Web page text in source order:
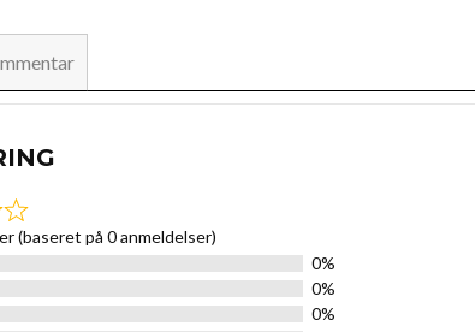
(baseret på 0 anmeldelser)
0%
0%
0%